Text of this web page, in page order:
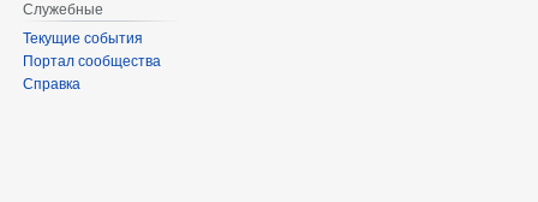
Служебные
Текущие события
Портал сообщества
Справка